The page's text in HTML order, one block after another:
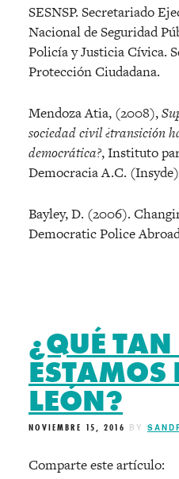
SESNSP. Secretariado
Nacional de Seguridad
Policía y Justicia Cívica.
Protección Ciudadana.
Mendoza Atia, (2008),
sociedad civil ¿transición
democrática?, Instituto
Democracia A.C.
Bayley, D. (2006).
Democratic Police
¿QUÉ TAN
ESTAMOS
LEÓN?
NOVIEMBRE 15, 2016 BY
Comparte este artículo: